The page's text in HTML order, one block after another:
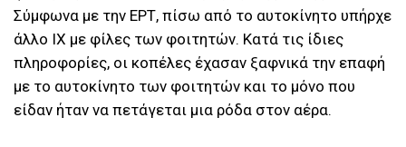
Σύμφωνα με την ΕΡΤ, πίσω από το αυτοκίνητο υπήρχε
άλλο ΙΧ με φίλες των φοιτητών. Κατά τις ίδιες
πληροφορίες, οι κοπέλες έχασαν ξαφνικά την επαφή
με το αυτοκίνητο των φοιτητών και το μόνο που
είδαν ήταν να πετάγεται μια ρόδα στον αέρα.